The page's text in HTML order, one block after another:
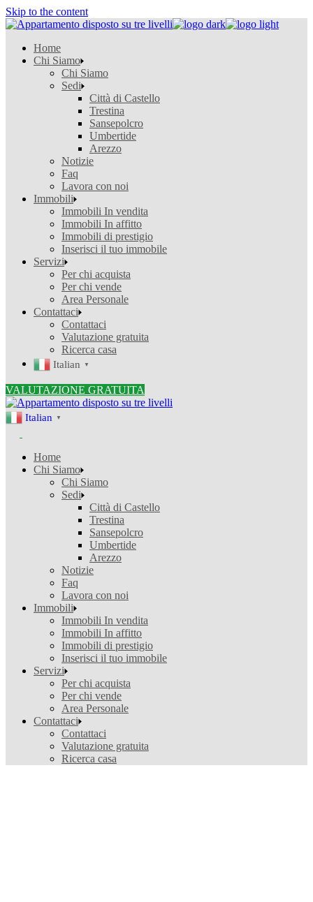
Skip to the content
Home
Chi Siamo
Chi Siamo
Sedi
Città di Castello
Trestina
Sansepolcro
Umbertide
Arezzo
Notizie
Faq
Lavora con noi
Immobili
Immobili In vendita
Immobili In affitto
Immobili di prestigio
Inserisci il tuo immobile
Servizi
Per chi acquista
Per chi vende
Area Personale
Contattaci
Contattaci
Valutazione gratuita
Ricerca casa
Italian ▼
VALUTAZIONE GRATUITA
Italian ▼
Home
Chi Siamo
Chi Siamo
Sedi
Città di Castello
Trestina
Sansepolcro
Umbertide
Arezzo
Notizie
Faq
Lavora con noi
Immobili
Immobili In vendita
Immobili In affitto
Immobili di prestigio
Inserisci il tuo immobile
Servizi
Per chi acquista
Per chi vende
Area Personale
Contattaci
Contattaci
Valutazione gratuita
Ricerca casa